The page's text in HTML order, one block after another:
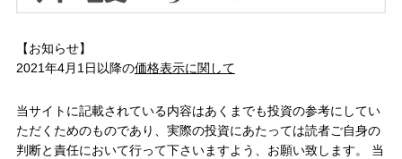
【お知らせ】
2021年4月1日以降の価格表示に関して
当サイトに記載されている内容はあくまでも投資の参考にしてい
ただくためのものであり、実際の投資にあたっては読者ご自身の
判断と責任において行って下さいますよう、お願い致します。 当